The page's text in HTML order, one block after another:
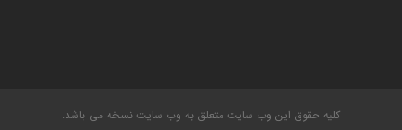
کلیه حقوق این وب سایت متعلق به وب سایت نسخه می باشد.